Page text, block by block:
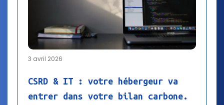
3 avril 2026
CSRD & IT : votre hébergeur va
entrer dans votre bilan carbone.